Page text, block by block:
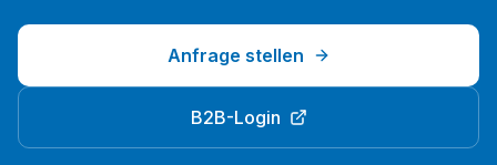
Anfrage stellen
B2B-Login